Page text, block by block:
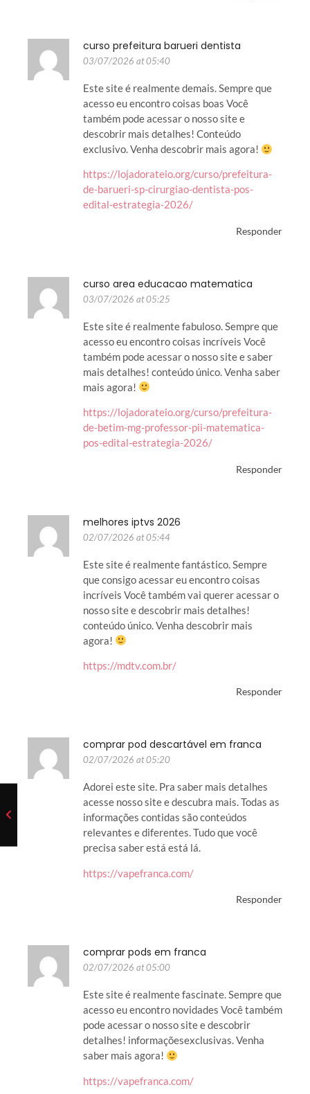
curso prefeitura barueri dentista
03/07/2026 at 05:40
Este site é realmente demais. Sempre que
acesso eu encontro coisas boas Você
também pode acessar o nosso site e
descobrir mais detalhes! Conteúdo
exclusivo. Venha descobrir mais agora!
https://lojadorateio.org/curso/prefeitura-
de-barueri-sp-cirurgiao-dentista-pos-
edital-estrategia-2026/
Responder
curso area educacao matematica
03/07/2026 at 05:25
Este site é realmente fabuloso. Sempre que
acesso eu encontro coisas incríveis Você
também pode acessar o nosso site e saber
mais detalhes! conteúdo único. Venha saber
mais agora!
https://lojadorateio.org/curso/prefeitura-
de-betim-mg-professor-pii-matematica-
pos-edital-estrategia-2026/
Responder
melhores iptvs 2026
02/07/2026 at 05:44
Este site é realmente fantástico. Sempre
que consigo acessar eu encontro coisas
incríveis Você também vai querer acessar o
nosso site e descobrir mais detalhes!
conteúdo único. Venha descobrir mais
agora!
https://mdtv.com.br/
Responder
comprar pod descartável em franca
02/07/2026 at 05:20
Adorei este site. Pra saber mais detalhes
acesse nosso site e descubra mais. Todas as
informações contidas são conteúdos
relevantes e diferentes. Tudo que você
precisa saber está está lá.
https://vapefranca.com/
Responder
comprar pods em franca
02/07/2026 at 05:00
Este site é realmente fascinate. Sempre que
acesso eu encontro novidades Você também
pode acessar o nosso site e descobrir
detalhes! informaçõesexclusivas. Venha
saber mais agora!
https://vapefranca.com/